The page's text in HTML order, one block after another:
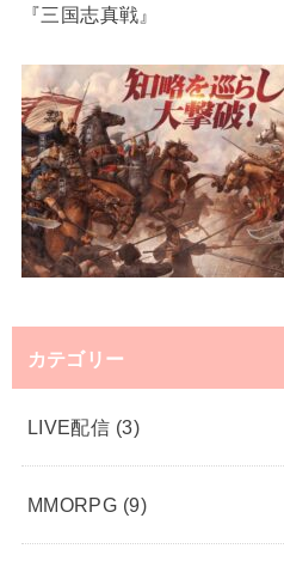
『三国志真戦』
カテゴリー
LIVE配信 (3)
MMORPG (9)